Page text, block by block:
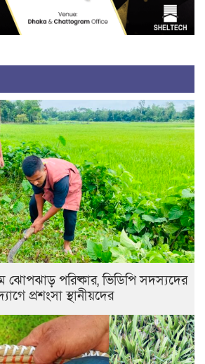
ঝোপঝাড় পরিষ্কার, ভিডিপি সদস্যদের
প্রশংসা স্থানীয়দের